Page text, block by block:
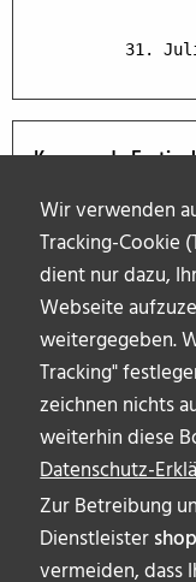
Wir verwenden
Tracking-Cookie
dient nur dazu,
Webseite
weitergegeben.
Tracking"
zeichnen nichts
weiterhin diese
Datenschutz-
Zur Betreibung
Dienstleister
vermeiden, dass
31.
Kommende